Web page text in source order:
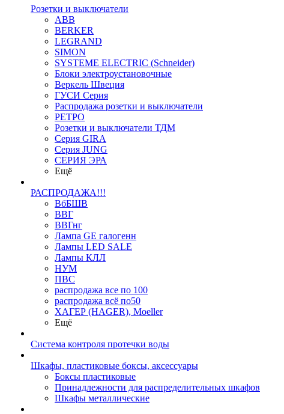
Розетки и выключатели
ABB
BERKER
LEGRAND
SIMON
SYSTEME ELECTRIC (Schneider)
Блоки электроустановочные
Веркель Швеция
ГУСИ Серия
Распродажа розетки и выключатели
РЕТРО
Розетки и выключатели ТДМ
Серия GIRA
Серия JUNG
СЕРИЯ ЭРА
Ещё
РАСПРОДАЖА!!!
ВбБШВ
ВВГ
ВВГнг
Лампа GE галогенн
Лампы LED SALE
Лампы КЛЛ
НУМ
ПВС
распродажа все по 100
распродажа всё по50
ХАГЕР (HAGER), Moeller
Ещё
Система контроля протечки воды
Шкафы, пластиковые боксы, аксессуары
Боксы пластиковые
Принадлежности для распределительных шкафов
Шкафы металлические